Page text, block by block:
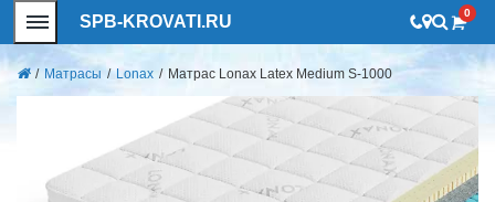
SPB-KROVATI.RU 0
/ Матрасы / Lonax / Матрас Lonax Latex Medium S-1000